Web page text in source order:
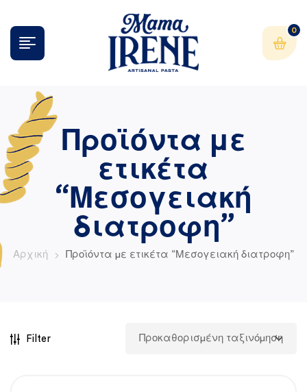
0
Προϊόντα με
ετικέτα
“Μεσογειακή
διατροφη”
Αρχική Προϊόντα με ετικέτα “Μεσογειακή διατροφη”
Filter